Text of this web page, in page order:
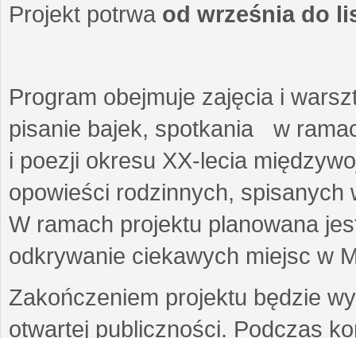
Projekt potrwa od września do
Program obejmuje zajęcia i
pisanie bajek, spotkania w
i poezji okresu XX-lecia
opowieści rodzinnych,
W ramach projektu planowana
odkrywanie ciekawych miejsc w
Zakończeniem projektu będzie
otwartej publiczności. Podczas